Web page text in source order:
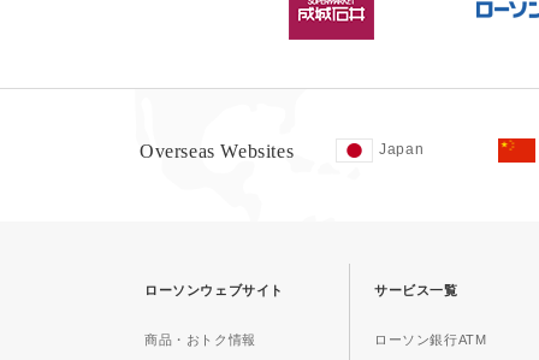
Overseas Websites Japan
ローソンウェブサイト
商品・おトク情報
サービス一覧
ローソン銀行ATM